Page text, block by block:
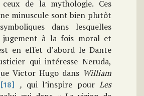
de la mythologie. Ces
minuscule sont bien plutôt
dans lesquelles
à la fois moral et
en effet d’abord le Dante
qui intéresse Neruda,
Victor Hugo dans William
[18] , qui l’inspire pourLes